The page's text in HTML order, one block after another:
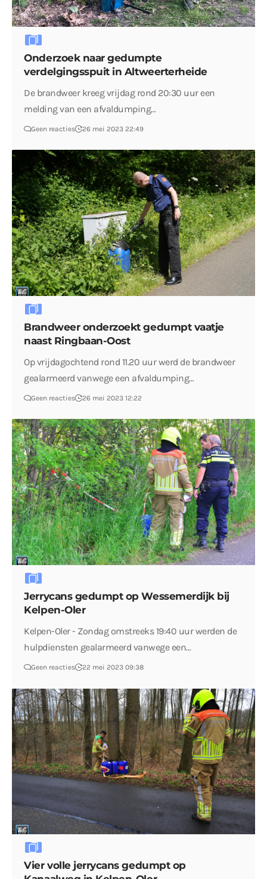
Onderzoek naar gedumpte
verdelgingsspuit in Altweerterheide
De brandweer kreeg vrijdag rond 20:30 uur een
melding van een afvaldumping…
Geen reacties 26 mei 2023 22:49
Brandweer onderzoekt gedumpt vaatje
naast Ringbaan-Oost
Op vrijdagochtend rond 11.20 uur werd de brandweer
gealarmeerd vanwege een afvaldumping…
Geen reacties 26 mei 2023 12:22
Jerrycans gedumpt op Wessemerdijk bij
Kelpen-Oler
Kelpen-Oler - Zondag omstreeks 19:40 uur werden de
hulpdiensten gealarmeerd vanwege een…
Geen reacties 22 mei 2023 09:38
Vier volle jerrycans gedumpt op